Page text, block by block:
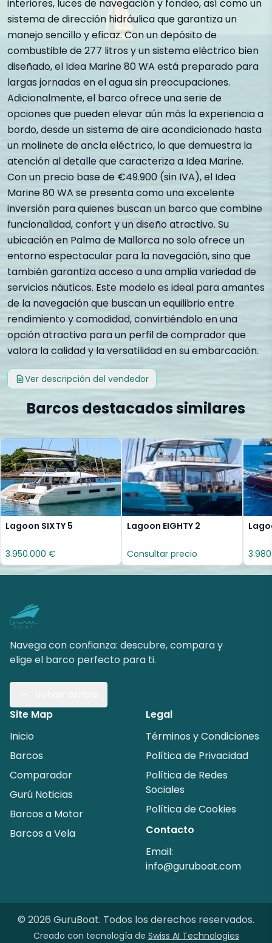
interiores, luces de navegación y fondeo, así como un
sistema de dirección hidráulica que garantiza un
manejo sencillo y eficaz. Con un depósito de
combustible de 277 litros y un sistema eléctrico bien
diseñado, el Idea Marine 80 WA está preparado para
largas jornadas en el agua sin preocupaciones.
Adicionalmente, el barco ofrece una serie de
opciones que pueden elevar aún más la experiencia a
bordo, desde un sistema de aire acondicionado hasta
un molinete de ancla eléctrico, lo que demuestra la
atención al detalle que caracteriza a Idea Marine.
Con un precio base de €49.900 (sin IVA), el Idea
Marine 80 WA se presenta como una excelente
inversión para quienes buscan un barco que combine
funcionalidad, confort y un diseño atractivo. Su
ubicación en Palma de Mallorca no solo ofrece un
entorno espectacular para la navegación, sino que
también garantiza acceso a una amplia variedad de
servicios náuticos. Este modelo es ideal para amantes
de la navegación que buscan un equilibrio entre
rendimiento y comodidad, convirtiéndolo en una
opción atractiva para un perfil de comprador que
valora la calidad y la versatilidad en su embarcación.
Ver descripción del vendedor
Barcos destacados similares
Lagoon SIXTY 5
3.950.000 €
Lagoon EIGHTY 2
Consultar precio
Navega con confianza: descubre, compara y
elige el barco perfecto para ti.
Site Map
Inicio
Barcos
Comparador
Gurú Noticias
Barcos a Motor
Barcos a Vela
Legal
Términos y Condiciones
Política de Privacidad
Política de Redes
Sociales
Política de Cookies
Contacto
Email:
info@guruboat.com
© 2026 GuruBoat. Todos los derechos reservados.
Creado con tecnología de Swiss AI Technologies